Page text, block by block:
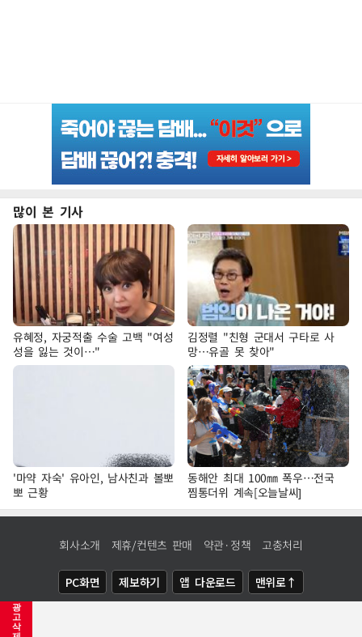
광
고
삭
많이 본 기사
유혜정, 자궁적출 수술 고백 "여성
성을 잃는 것이…"
김정렬 "친형 군대서 구타로 사
망…유골 못 찾아"
'마약 자숙' 유아인, 남사친과 볼뽀
뽀 근황
동해안 최대 100㎜ 폭우…전국
찜통더위 계속[오늘날씨]
회사소개 제휴/컨텐츠 판매 약관·정책 고충처리
PC화면 제보하기 앱 다운로드 맨위로↑